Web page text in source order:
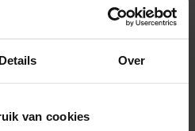
Details Over
van cookies
Wij zijn Spring. Jij
werkplek
vertrouwd voelen. Een
Vacatures